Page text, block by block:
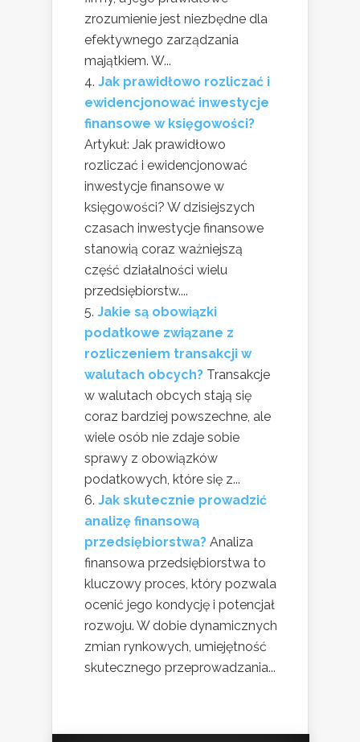
zrozumienie jest niezbędne dla
efektywnego zarządzania
majątkiem. W...
Jak prawidłowo rozliczać i
ewidencjonować inwestycje
finansowe w księgowości?
Artykuł: Jak prawidłowo
rozliczać i ewidencjonować
inwestycje finansowe w
księgowości? W dzisiejszych
czasach inwestycje finansowe
stanowią coraz ważniejszą
część działalności wielu
przedsiębiorstw....
Jakie są obowiązki
podatkowe związane z
rozliczeniem transakcji w
walutach obcych? Transakcje
w walutach obcych stają się
coraz bardziej powszechne, ale
wiele osób nie zdaje sobie
sprawy z obowiązków
podatkowych, które się z...
Jak skutecznie prowadzić
analizę finansową
przedsiębiorstwa? Analiza
finansowa przedsiębiorstwa to
kluczowy proces, który pozwala
ocenić jego kondycję i potencjał
rozwoju. W dobie dynamicznych
zmian rynkowych, umiejętność
skutecznego przeprowadzania...